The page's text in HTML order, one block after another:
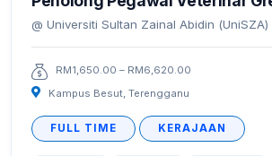
Universiti Sultan Zainal Abidin (UniSZA)
RM1,650.00 – RM6,620.00
Kampus Besut, Terengganu
FULL TIME KERAJAAN